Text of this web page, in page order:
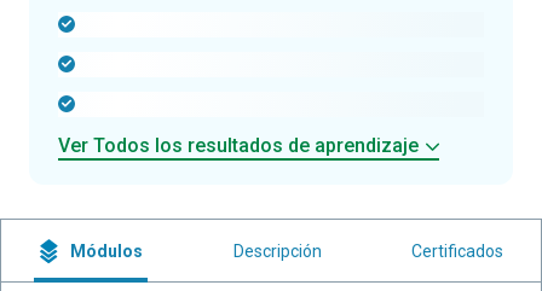
Ver Todos los resultados de aprendizaje
Módulos Descripción Certificados